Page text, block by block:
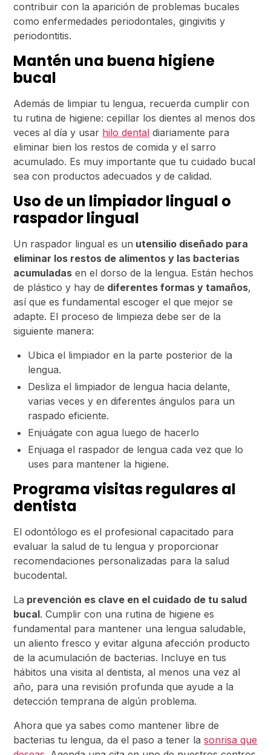
contribuir con la aparición de problemas bucales
como enfermedades periodontales, gingivitis y
periodontitis.
Mantén una buena higiene
bucal
Además de limpiar tu lengua, recuerda cumplir con
tu rutina de higiene: cepillar los dientes al menos dos
veces al día y usar hilo dental diariamente para
eliminar bien los restos de comida y el sarro
acumulado. Es muy importante que tu cuidado bucal
sea con productos adecuados y de calidad.
Uso de un limpiador lingual o
raspador lingual
Un raspador lingual es un utensilio diseñado para
eliminar los restos de alimentos y las bacterias
acumuladas en el dorso de la lengua. Están hechos
de plástico y hay de diferentes formas y tamaños,
así que es fundamental escoger el que mejor se
adapte. El proceso de limpieza debe ser de la
siguiente manera:
Ubica el limpiador en la parte posterior de la
lengua.
Desliza el limpiador de lengua hacia delante,
varias veces y en diferentes ángulos para un
raspado eficiente.
Enjuágate con agua luego de hacerlo
Enjuaga el raspador de lengua cada vez que lo
uses para mantener la higiene.
Programa visitas regulares al
dentista
El odontólogo es el profesional capacitado para
evaluar la salud de tu lengua y proporcionar
recomendaciones personalizadas para la salud
bucodental.
La prevención es clave en el cuidado de tu salud
bucal. Cumplir con una rutina de higiene es
fundamental para mantener una lengua saludable,
un aliento fresco y evitar alguna afección producto
de la acumulación de bacterias. Incluye en tus
hábitos una visita al dentista, al menos una vez al
año, para una revisión profunda que ayude a la
detección temprana de algún problema.
Ahora que ya sabes como mantener libre de
bacterias tu lengua, da el paso a tener lasonrisa que